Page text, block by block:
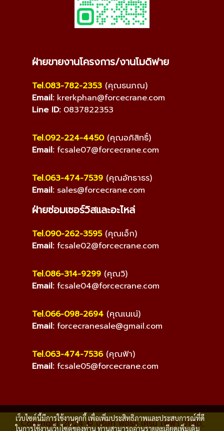
ฝ่ายขายงานโครงการ/งานโมดิฟาย
Tel.083-782-2353 (คุณธนภณ)
Email: krerkphan@forcecrane.com
Line ID:0837822353
Tel.092-224-4450(คุณอภิสิทธิ์)
Email: fcsale07@forcecrane.com
Tel.063-474-7539 (คุณอัทธาธร)
Email: sales@forcecrane.com
ฝ่ายซ่อมเซอร์วิสและอะไหล่
Tel.090-262-3595(คุณเอ็ก)
Email: fcsale02@forcecrane.com
Tel.086-314-9299 (คุณวิ)
Email: fcsale04@forcecrane.com
Tel.066-098-2694 (คุณเนเน่)
Email: forcecranesale@gmail.com
Tel.063-474-7536(คุณฟ้า)
Email: fcsale05@forcecrane.com
Copyright 2024 © บริษัท ฟอร์ช เครน ไฟฟ้า จำกัด,
เว็บไซต์นี้มีการใช้งานคุกกี้ เพื่อเพิ่มประสิทธิภาพและประสบการณ์ที่ดี
ในการใช้งานเว็บไซต์ของท่าน ท่านสามารถอ่านรายละเอียดเพิ่มเติม